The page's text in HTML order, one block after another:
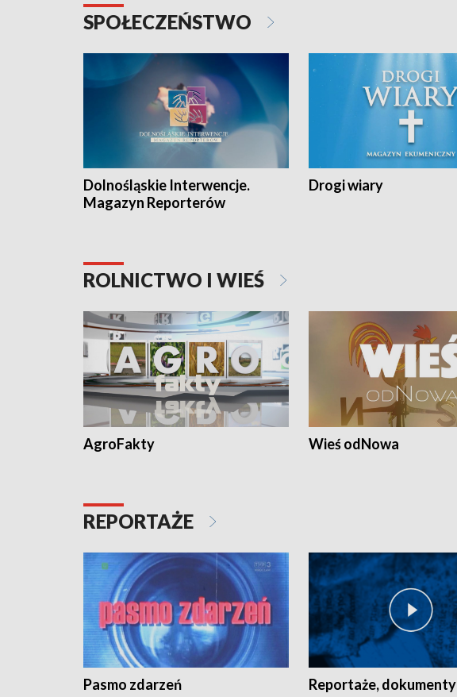
SPOŁECZEŃSTWO
Dolnośląskie Interwencje.
Magazyn Reporterów
Drogi wiary
ROLNICTWO I WIEŚ
AgroFakty Wieś odNowa
REPORTAŻE
Pasmo zdarzeń Reportaże, dokumenty